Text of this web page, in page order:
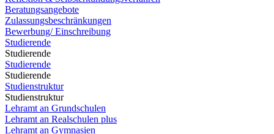
Beratungsangebote
Zulassungsbeschränkungen
Bewerbung/ Einschreibung
Studierende
Studierende
Studierende
Studierende
Studienstruktur
Studienstruktur
Lehramt an Grundschulen
Lehramt an Realschulen plus
Lehramt an Gymnasien